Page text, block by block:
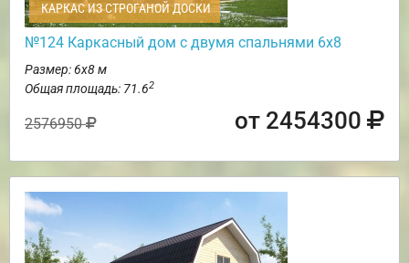
КАРКАС ИЗ СТРОГАНОЙ ДОСКИ
№124 Каркасный дом с двумя спальнями 6х8
Размер: 6х8 м
Общая площадь: 71.62
2576950 от 2454300